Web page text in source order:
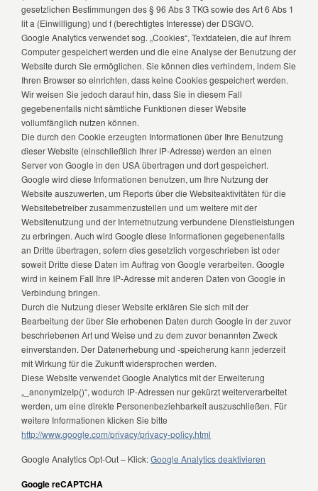
gesetzlichen Bestimmungen des § 96 Abs 3 TKG sowie des Art 6 Abs 1
lit a (Einwilligung) und f (berechtigtes Interesse) der DSGVO.
Google Analytics verwendet sog. „Cookies“, Textdateien, die auf Ihrem
Computer gespeichert werden und die eine Analyse der Benutzung der
Website durch Sie ermöglichen. Sie können dies verhindern, indem Sie
Ihren Browser so einrichten, dass keine Cookies gespeichert werden.
Wir weisen Sie jedoch darauf hin, dass Sie in diesem Fall
gegebenenfalls nicht sämtliche Funktionen dieser Website
vollumfänglich nutzen können.
Die durch den Cookie erzeugten Informationen über Ihre Benutzung
dieser Website (einschließlich Ihrer IP-Adresse) werden an einen
Server von Google in den USA übertragen und dort gespeichert.
Google wird diese Informationen benutzen, um Ihre Nutzung der
Website auszuwerten, um Reports über die Websiteaktivitäten für die
Websitebetreiber zusammenzustellen und um weitere mit der
Websitenutzung und der Internetnutzung verbundene Dienstleistungen
zu erbringen. Auch wird Google diese Informationen gegebenenfalls
an Dritte übertragen, sofern dies gesetzlich vorgeschrieben ist oder
soweit Dritte diese Daten im Auftrag von Google verarbeiten. Google
wird in keinem Fall Ihre IP-Adresse mit anderen Daten von Google in
Verbindung bringen.
Durch die Nutzung dieser Website erklären Sie sich mit der
Bearbeitung der über Sie erhobenen Daten durch Google in der zuvor
beschriebenen Art und Weise und zu dem zuvor benannten Zweck
einverstanden. Der Datenerhebung und -speicherung kann jederzeit
mit Wirkung für die Zukunft widersprochen werden.
Diese Website verwendet Google Analytics mit der Erweiterung
„_anonymizeIp()“, wodurch IP-Adressen nur gekürzt weiterverarbeitet
werden, um eine direkte Personenbeziehbarkeit auszuschließen. Für
weitere Informationen klicken Sie bitte
http://www.google.com/privacy/privacy-policy.html
Google Analytics Opt-Out – Klick:Google Analytics deaktivieren
Google reCAPTCHA